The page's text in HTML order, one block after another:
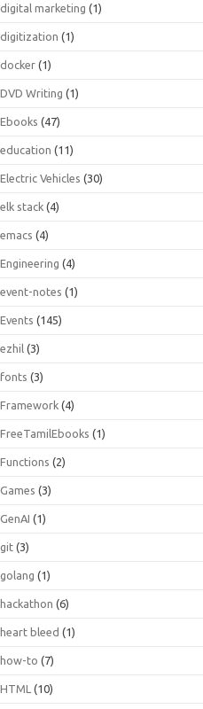
digital marketing (1)
digitization (1)
docker (1)
DVD Writing (1)
Ebooks (47)
education (11)
Electric Vehicles (30)
elk stack (4)
emacs (4)
Engineering (4)
event-notes (1)
Events (145)
ezhil (3)
fonts (3)
Framework (4)
FreeTamilEbooks (1)
Functions (2)
Games (3)
GenAI (1)
git (3)
golang (1)
hackathon (6)
heart bleed (1)
how-to (7)
HTML (10)